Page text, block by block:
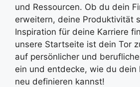
und Ressourcen. Ob du dein
erweitern, deine Produktivität
Inspiration für deine Karriere
unsere Startseite ist dein Tor
auf persönlicher und
ein und entdecke, wie du dein
neu definieren kannst!